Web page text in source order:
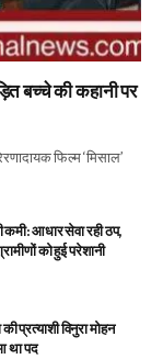
बच्चे की कहानी पर
फिल्म ‘मिसाल’
कमी: आधार सेवा रही ठप,
को हुई परेशानी
प्रत्याशी विनुरा मोहन
था पद